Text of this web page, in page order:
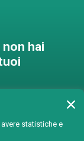
hai
una
statistiche e